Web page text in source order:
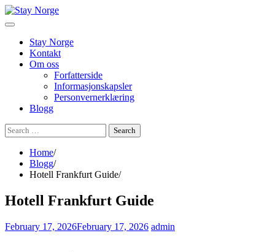
Skip
to
Stay Norge
Kontakt
Om oss
Forfatterside
Informasjonskapsler
Personvernerklæring
Blogg
Search
for:
Home
Blogg
Hotell Frankfurt Guide
Hotell Frankfurt Guide
February 17, 2026February 17, 2026 admin